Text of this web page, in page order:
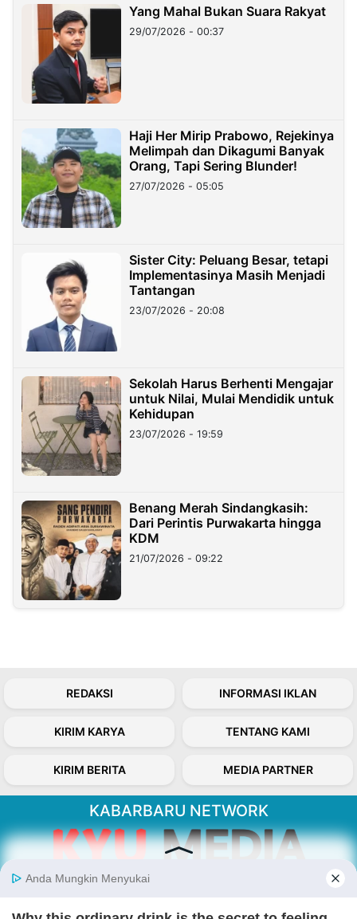
Yang Mahal Bukan Suara Rakyat
29/07/2026 - 00:37
Haji Her Mirip Prabowo, Rejekinya
Melimpah dan Dikagumi Banyak
Orang, Tapi Sering Blunder!
27/07/2026 - 05:05
Sister City: Peluang Besar, tetapi
Implementasinya Masih Menjadi
Tantangan
23/07/2026 - 20:08
Sekolah Harus Berhenti Mengajar
untuk Nilai, Mulai Mendidik untuk
Kehidupan
23/07/2026 - 19:59
Benang Merah Sindangkasih:
Dari Perintis Purwakarta hingga
KDM
21/07/2026 - 09:22
REDAKSI INFORMASI IKLAN
KIRIM KARYA TENTANG KAMI
KIRIM BERITA MEDIA PARTNER
KABARBARU NETWORK